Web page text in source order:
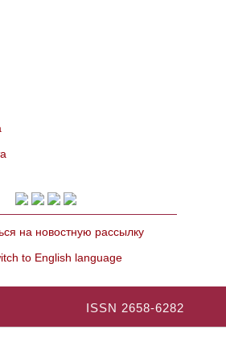
на новостную рассылку
to English language
ISSN 2658-6282